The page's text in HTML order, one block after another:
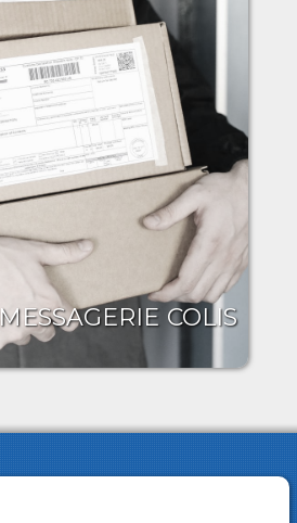
MESSAGERIE COLIS